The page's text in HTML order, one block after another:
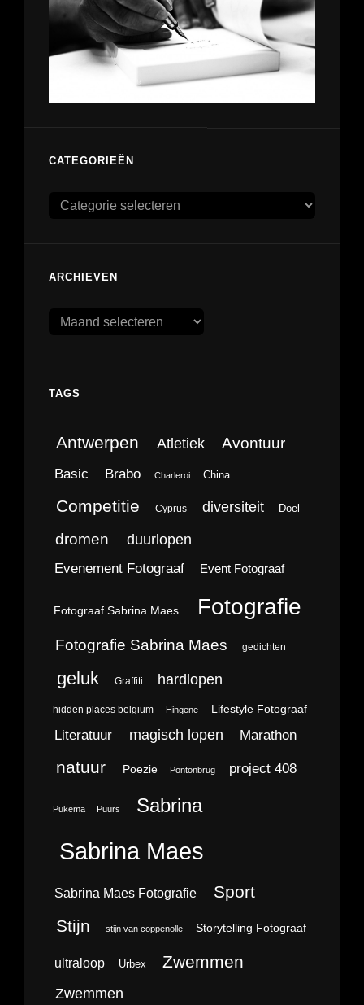
CATEGORIEËN
Categorieën
ARCHIEVEN
Archieven
TAGS
Antwerpen Atletiek Avontuur
Basic Brabo Charleroi China
Competitie Cyprus diversiteit Doel
dromen duurlopen
Evenement Fotograaf Event Fotograaf
Fotograaf Sabrina Maes Fotografie
Fotografie Sabrina Maes gedichten
geluk Graffiti hardlopen
hidden places belgium Hingene Lifestyle Fotograaf
Literatuur magisch lopen Marathon
natuur Poezie Pontonbrug project 408
Pukema Puurs Sabrina
Sabrina Maes
Sabrina Maes Fotografie Sport
Stijn stijn van coppenolle Storytelling Fotograaf
ultraloop Urbex Zwemmen
Zwemmen